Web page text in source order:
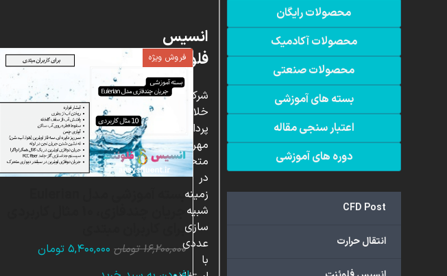
فروش ویژه
برای کاربران مبتدی
۱۶,۲۰۰,۰۰۰ تومان قیمت
۵,۴۰۰,۰۰۰ تومانقیمت
محصولات رایگان
محصولات آکادمیک
محصولات صنعتی
بسته های آموزشی
اعتبار سنجی مقاله
دوره های آموزشی
CFD Post
انتقال حرارت
انسیس
فلوئنت
شرکت
خلاق
پردازشگران
مهر،
متخصص
در
زمینه
شبیه
سازی
عددی
با